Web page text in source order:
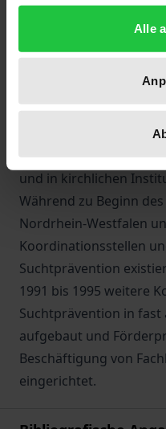
gesammelt haben.
Alle
überhaupt Methoden
Rahmen des
hatten
Anforderung in
Sozialdienstes, des
und in kirchlichen
Während zu Beginn
Nordrhein-Westfalen
Koordinationsstellen
Suchtprävention
1991 bis 1995 weitere
Suchtprävention in fast
aufgebaut und
Beschäftigung von
eingerichtet.